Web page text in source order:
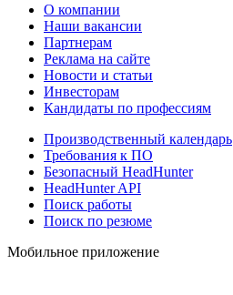
О компании
Наши вакансии
Партнерам
Реклама на сайте
Новости и статьи
Инвесторам
Кандидаты по профессиям
Производственный календарь
Требования к ПО
Безопасный HeadHunter
HeadHunter API
Поиск работы
Поиск по резюме
Мобильное приложение